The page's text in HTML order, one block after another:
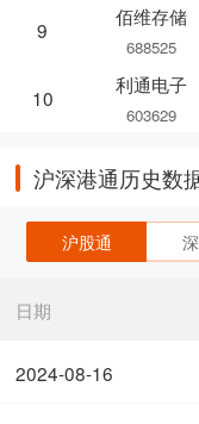
9
佰维存储
688525
10
利通电子
603629
沪深港通历史数
沪股通
日期
2024-08-16